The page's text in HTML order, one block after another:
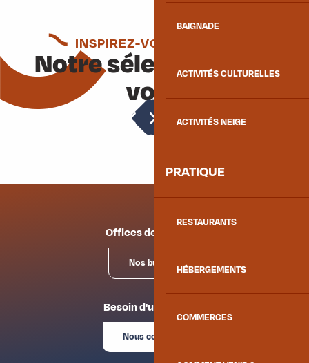
BAIGNADE
ACTIVITÉS CULTURELLES
ACTIVITÉS NEIGE
PRATIQUE
RESTAURANTS
HÉBERGEMENTS
COMMERCES
INSPIREZ-VOUS ENCORE
Notre sélection pour
vous
Randonnée au Grand Coin
Offices de tourisme
Nos bureaux
Besoin d'un conseil ?
Nous contacter